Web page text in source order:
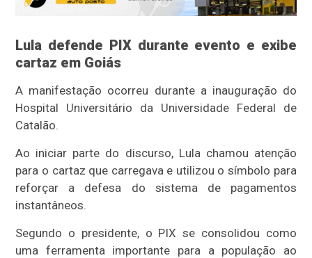
Lula defende PIX durante evento e exibe
cartaz em Goiás
A manifestação ocorreu durante a inauguração do
Hospital Universitário da Universidade Federal de
Catalão.
Ao iniciar parte do discurso, Lula chamou atenção
para o cartaz que carregava e utilizou o símbolo para
reforçar a defesa do sistema de pagamentos
instantâneos.
Segundo o presidente, o PIX se consolidou como
uma ferramenta importante para a população ao